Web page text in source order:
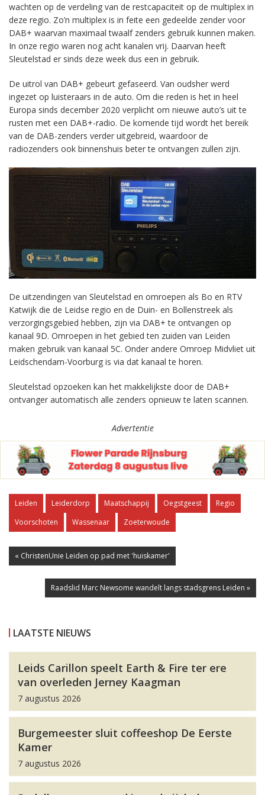
wachten op de verdeling van de restcapaciteit op de multiplex in
deze regio. Zo’n multiplex is in feite een gedeelde zender voor
DAB+ waarvan maximaal twaalf zenders gebruik kunnen maken.
In onze regio waren nog acht kanalen vrij. Daarvan heeft
Sleutelstad er sinds deze week dus een in gebruik.
De uitrol van DAB+ gebeurt gefaseerd. Van oudsher werd
ingezet op luisteraars in de auto. Om die reden is het in heel
Europa sinds december 2020 verplicht om nieuwe auto’s uit te
rusten met een DAB+-radio. De komende tijd wordt het bereik
van de DAB-zenders verder uitgebreid, waardoor de
radiozenders ook binnenshuis beter te ontvangen zullen zijn.
De uitzendingen van Sleutelstad en omroepen als Bo en RTV
Katwijk die de Leidse regio en de Duin- en Bollenstreek als
verzorgingsgebied hebben, zijn via DAB+ te ontvangen op
kanaal 9D. Omroepen in het gebied ten zuiden van Leiden
maken gebruik van kanaal 5C. Onder andere Omroep Midvliet uit
Leidschendam-Voorburg is via dat kanaal te horen.
Sleutelstad opzoeken kan het makkelijkste door de DAB+
ontvanger automatisch alle zenders opnieuw te laten scannen.
Advertentie
Leiden Leiderdorp Maatschappij Oegstgeest
Regio
Voorschoten
Wassenaar Zoeterwoude
« ChristenUnie Leiden op pad met 'huiskamer'
Raadslid Marc Newsome wandelt langs stadsgrens Leiden »
LAATSTE NIEUWS
Leids Carillon speelt Earth & Fire ter ere
van overleden Jerney Kaagman
7 augustus 2026
Burgemeester sluit coffeeshop De Eerste
Kamer
7 augustus 2026